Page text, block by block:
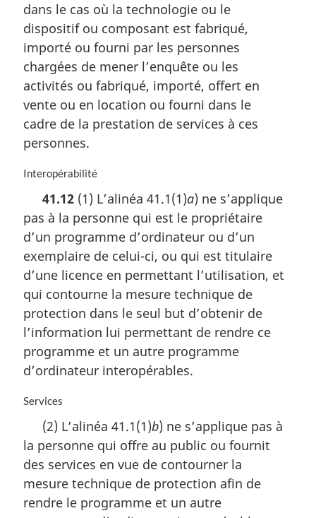
l
e
:
e
m
r
g
i
a
l
e
dans le cas où la technologie ou le
dispositif ou composant est fabriqué,
importé ou fourni par les personnes
chargées de mener l’enquête ou les
activités ou fabriqué, importé, offert en
vente ou en location ou fourni dans le
cadre de la prestation de services à ces
personnes.
N
e
m
r
g
i
a
l
e
:
Interopérabilité
41.12 (1) L’alinéa 41.1(1)a) ne s’applique
pas à la personne qui est le propriétaire
d’un programme d’ordinateur ou d’un
exemplaire de celui-ci, ou qui est titulaire
d’une licence en permettant l’utilisation, et
qui contourne la mesure technique de
protection dans le seul but d’obtenir de
l’information lui permettant de rendre ce
programme et un autre programme
d’ordinateur interopérables.
N
e
m
r
g
Services
(2) L’alinéa 41.1(1)b) ne s’applique pas à
la personne qui offre au public ou fournit
des services en vue de contourner la
mesure technique de protection afin de
rendre le programme et un autre